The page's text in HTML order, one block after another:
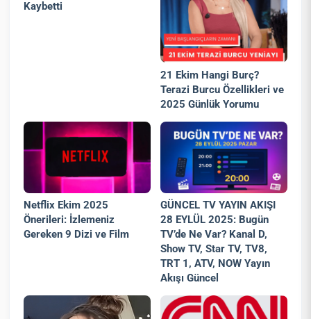
Kaybetti
21 Ekim Hangi Burç?
Terazi Burcu Özellikleri ve
2025 Günlük Yorumu
Netflix Ekim 2025
Önerileri: İzlemeniz
Gereken 9 Dizi ve Film
GÜNCEL TV YAYIN AKIŞI
28 EYLÜL 2025: Bugün
TV’de Ne Var? Kanal D,
Show TV, Star TV, TV8,
TRT 1, ATV, NOW Yayın
Akışı Güncel